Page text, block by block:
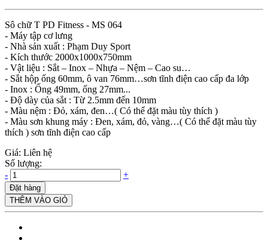
Sô chữ T PD Fitness - MS 064
- Máy tập cơ lưng
- Nhà sản xuất : Phạm Duy Sport
- Kích thước 2000x1000x750mm
- Vật liệu : Sắt – Inox – Nhựa – Nệm – Cao su…
- Sắt hộp ống 60mm, ô van 76mm…sơn tĩnh điện cao cấp đa lớp
- Inox : Ống 49mm, ống 27mm...
- Độ dày của sắt : Từ 2.5mm đến 10mm
- Màu nệm : Đỏ, xám, đen…( Có thể đặt màu tùy thích )
- Màu sơn khung máy : Đen, xám, đỏ, vàng…( Có thể đặt màu tùy
thích ) sơn tĩnh điện cao cấp
Giá: Liên hệ
Số lượng:
-
+
Đặt hàng
THÊM VÀO GIỎ